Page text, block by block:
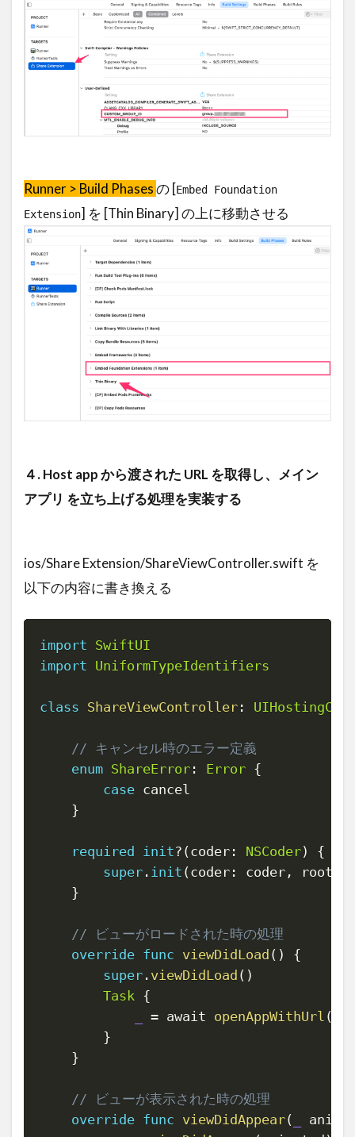
Runner > Build Phasesの [Embed Foundation
Extension] を [Thin Binary] の上に移動させる
４. Host app から渡された URL を取得し、メイン
アプリ を立ち上げる処理を実装する
ios/Share Extension/ShareViewController.swift を
以下の内容に書き換える
import SwiftUI
import UniformTypeIdentifiers
class ShareViewController :
// キャンセル時のエラー定義
enum ShareError : Error {
case cancel
}
required init? (coder : NSCoder)
{
super . init (coder : coder ,
}
// ビューがロードされた時の処理
override func viewDidLoad ( )
{
super . viewDidLoad ( )
Task {
= await openAppWithUrl (
}
}
// ビューが表示された時の処理
override func viewDidAppear(